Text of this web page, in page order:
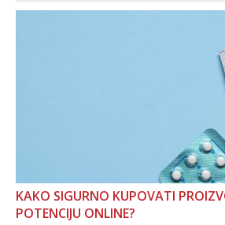
KAKO SIGURNO KUPOVATI
POTENCIJU ONLINE?